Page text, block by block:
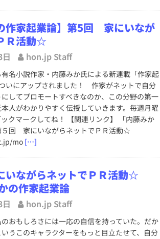
作家起業論】第5回 家にいなが
Ｒ活動☆
hon.jp Staff
名小説作家・内藤みか氏による新連載「作家起
いにアップされました！ 作家がネットで自分
してプロモートすべきなのか、この分野の第一
人がわかりやすく伝授していきます。毎週月曜
クマークしてね！ 【関連リンク】 「内藤みか
５回 家にいながらネットでＰＲ活動☆
mo […]
ながらネットでＰＲ活動☆
作家起業論
hon.jp Staff
おもしろさには一応の自信を持っていた。だか
うこのキャラクターをもっと目立たせて、自分